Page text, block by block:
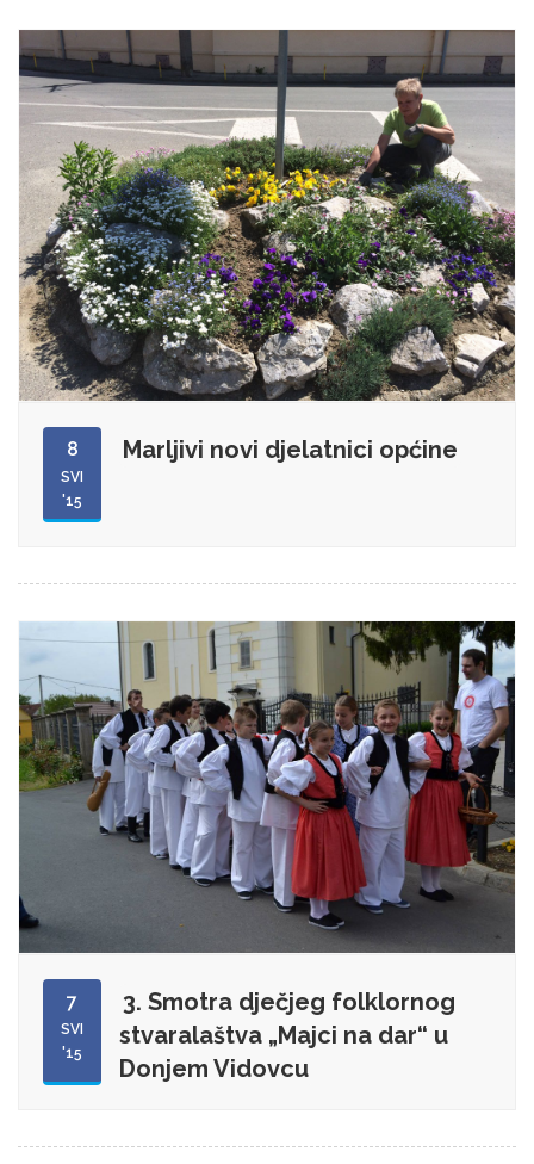
8
SVI
'15
Marljivi novi djelatnici općine
7
SVI
'15
3. Smotra dječjeg folklornog
stvaralaštva „Majci na dar“ u
Donjem Vidovcu